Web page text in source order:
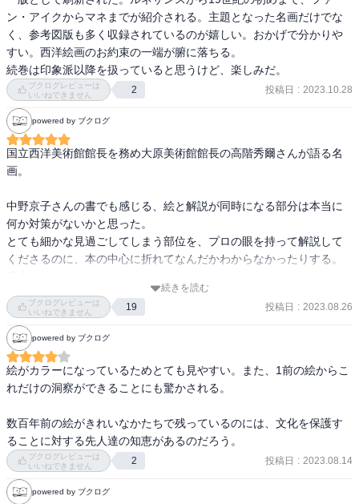
「あるいは、そのサラゴサから、アカデミーのコンクールに参加す
るという名目のもとにマドリードまで歩いていって、コンクール落
選後もマドリードで奔放な生活を送っていたが、女のことをめぐっ
て町のならず者と刃傷沙汰を起こし、警察に追われる身となってイ
タリアに逃亡した、というのもそういう「伝説」のひとつである。
そしてイタリアでは、こともあろうに、修道院から尼さんを誘惑
したという罪で死刑になるところを、やっとのことでうまく誤魔化
して逃げたと伝えられている。 　しかし、このような「伝説」は、
いずれも、何の資料も根拠もなく、いつのまにか何となく口から口
世の創作であるに相違ないが、しかし、そのような「伝説」が生ま
れてくるというところに、ゴヤという異色ある画家の強い個性がう
かがわれると言えるかもしれない。 　マドリードのプラド美術館を
訪れる人がこれだけは絶対に見逃すことがないと言われるゴヤの二
点の傑作「裸体のマハ」と「着衣のマハ」についても、「伝説」は
欠けていない。事実、長いこと、この二点の作品は、ゴヤの愛人で
あったアルバ公夫人をモデルとしたものだと言われてきた。ゴヤ
は、自分の愛人の輝くような裸身をカンヴァスの上に残そうとし
た。しかし、ふたりのあいだに疑いを持っていたアルバ公が不意に
アトリエを訪れた時のために、着衣の作品を用意しておいた。つま
り、実際は裸体を描きながら、表向きは着衣の肖像を描いているこ
—『カラー版　名画を見る眼　Ⅰ　油彩画誕生からマネまで (岩波新
書)』高階 秀爾著
「もともとスペインにおいては、裸体画、特に裸婦像は、それまで
ン・アイクからマネまでが紹介される。主題となった名画だけでな
く、参考図版も多く収録されているのが嬉しい。おかげで分かりや
すい。西洋絵画のお約束の一端が腑に落ちる。
続巻は印象派以降を扱っていると思うけど、楽しみだ。
ブクログレビューは
いいねできません
2 投稿日 : 2023.10.28
powered by ブクログ
国立西洋美術館館長を務め大原美術館館長の高階秀爾さんが語る名
画。
中野京子さんの書でも感じる、絵と解説が同時になる部分は本当に
何か対策がないかと思った。
とても細かな見過ごしてしまう部位を、プロの眼を持って解説して
くださるのに、本の中心に折れてなんだかわからなかったりする。
絵の上手さから見過ごしてしまうちょっとした細工に気付いて驚き
と納得に至る。この感覚は本当に素晴らしい。展覧会でも音声ガイ
ドがメジャーになったが、こうした本の力でもっともっと深く好き
な絵が見つかり他の絵を見た時にもその眼その視点が楽しみをもた
らす。
続きを読む
ブクログレビューは
いいねできません
19 投稿日 : 2023.08.26
powered by ブクログ
絵がカラーになっているためとても見やすい。また、1前の絵からこ
れだけの洞察ができることにも驚かされる。
数百年前の絵がきれいなかたちで残っているのには、文化を保護す
ることに対する先人達の知恵があるのだろう。
ブクログレビューは
いいねできません
2 投稿日 : 2023.08.14
powered by ブクログ